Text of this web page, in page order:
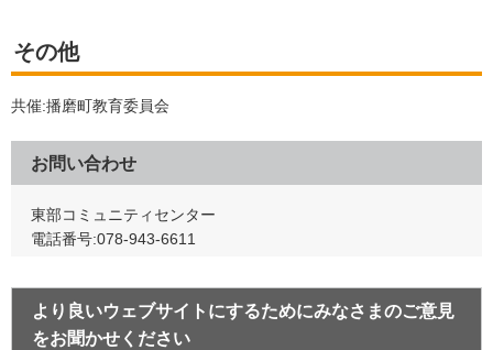
その他
共催:播磨町教育委員会
お問い合わせ
東部コミュニティセンター
電話番号:078-943-6611
より良いウェブサイトにするためにみなさまのご意見
をお聞かせください